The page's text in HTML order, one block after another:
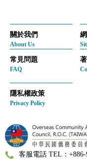
關於我們
About Us
常見問題
FAQ
隱私權政策
Privacy Policy
客服電話 TEL：